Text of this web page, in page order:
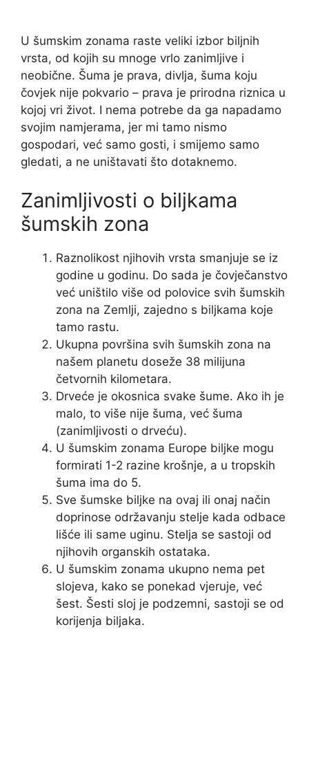
U šumskim zonama raste veliki izbor biljnih
vrsta, od kojih su mnoge vrlo zanimljive i
neobične. Šuma je prava, divlja, šuma koju
čovjek nije pokvario – prava je prirodna riznica u
kojoj vri život. I nema potrebe da ga napadamo
svojim namjerama, jer mi tamo nismo
gospodari, već samo gosti, i smijemo samo
gledati, a ne uništavati što dotaknemo.
Zanimljivosti o biljkama
šumskih zona
Raznolikost njihovih vrsta smanjuje se iz
godine u godinu. Do sada je čovječanstvo
već uništilo više od polovice svih šumskih
zona na Zemlji, zajedno s biljkama koje
tamo rastu.
Ukupna površina svih šumskih zona na
našem planetu doseže 38 milijuna
četvornih kilometara.
Drveće je okosnica svake šume. Ako ih je
malo, to više nije šuma, već šuma
(zanimljivosti o drveću).
U šumskim zonama Europe biljke mogu
formirati 1-2 razine krošnje, a u tropskih
šuma ima do 5.
Sve šumske biljke na ovaj ili onaj način
doprinose održavanju stelje kada odbace
lišće ili same uginu. Stelja se sastoji od
njihovih organskih ostataka.
U šumskim zonama ukupno nema pet
slojeva, kako se ponekad vjeruje, već
šest. Šesti sloj je podzemni, sastoji se od
korijenja biljaka.